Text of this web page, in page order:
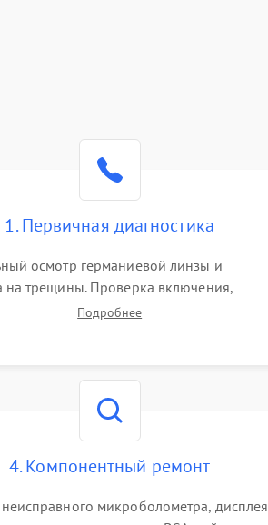
1. Первичная диагностика
осмотр германиевой линзы и
на трещины. Проверка включения,
кнопок и разъемов зарядки. Оценка
Подробнее
4. Компонентный ремонт
микроболометра, дисплея